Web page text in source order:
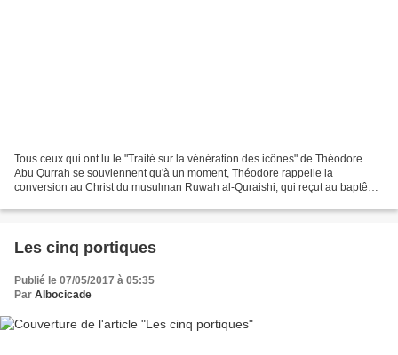
Tous ceux qui ont lu le "Traité sur la vénération des icônes" de Théodore
Abu Qurrah se souviennent qu'à un moment, Théodore rappelle la
conversion au Christ du musulman Ruwah al-Quraishi, qui reçut au baptême
Les cinq portiques
Publié le 07/05/2017 à 05:35
Par Albocicade